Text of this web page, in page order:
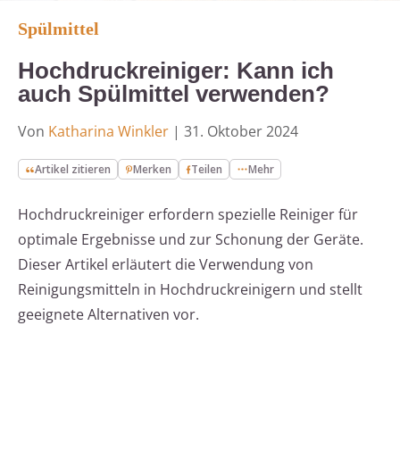
Spülmittel
Hochdruckreiniger: Kann ich
auch Spülmittel verwenden?
Von Katharina Winkler | 31. Oktober 2024
Artikel zitieren Merken Teilen Mehr
Hochdruckreiniger erfordern spezielle Reiniger für
optimale Ergebnisse und zur Schonung der Geräte.
Dieser Artikel erläutert die Verwendung von
Reinigungsmitteln in Hochdruckreinigern und stellt
geeignete Alternativen vor.